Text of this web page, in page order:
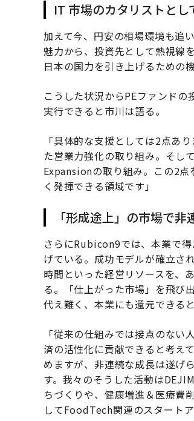
IT 市場のカタリストとし
加えて今、円安の相場環境も追
魅力から、投資先として熱視線
日本の国力を引き上げるための
こうした状況からPEファンド
実行できると市川は語る。
「具体的な支援としては2点あ
た営業力強化の取り組み。そ
Expansionの取り組み。この2
く発揮できる領域です」
「形成途上」の市場で
さらにRubicon9では、本業で
げている。成功モデルが確立さ
時間といった経営リソースを、
る。「仕上がった市場」を飛び
代え難く、本業にも還元できると
「従来の仕組みでは接点のな
済の活性化に貢献できると考え
めますが、非連続な成長は遂げ
す。我々のそうした活動は
ちづくりや、健康増進＆医療費
してFoodTech関連のスタート